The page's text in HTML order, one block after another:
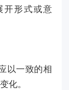
开形式或意
以一致的相
化。